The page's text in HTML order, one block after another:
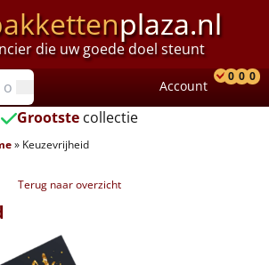
plaza.nl
die uw goede doel steunt
Account
0 0 0
Grootste collectie
» Keuzevrijheid
Terug naar overzicht